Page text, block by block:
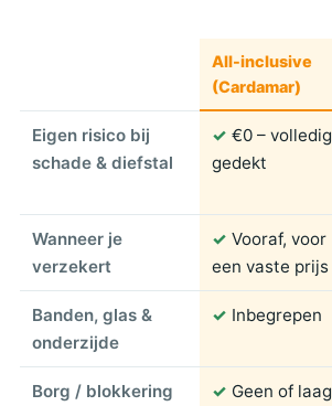
All-inclusive
(Cardamar)
Eigen risico bij
schade & diefstal
✓ €0 – volledig
gedekt
Wanneer je
verzekert
✓ Vooraf, voor
een vaste prijs
Banden, glas &
onderzijde
✓ Inbegrepen
Borg / blokkering
✓ Geen of laag